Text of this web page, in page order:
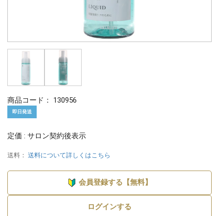
商品コード： 130956
即日発送
定価 : サロン契約後表示
送料： 送料について詳しくはこちら
会員登録する【無料】
ログインする